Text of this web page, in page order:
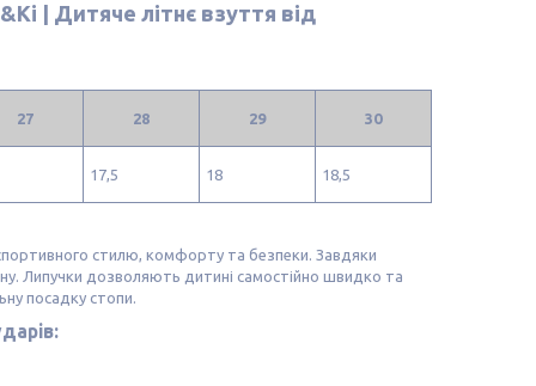
| Дитяче літнє взуття від
27 28 29 30
17,5 18 18,5
стилю, комфорту та безпеки. Завдяки
Липучки дозволяють дитині самостійно швидко та
посадку стопи.